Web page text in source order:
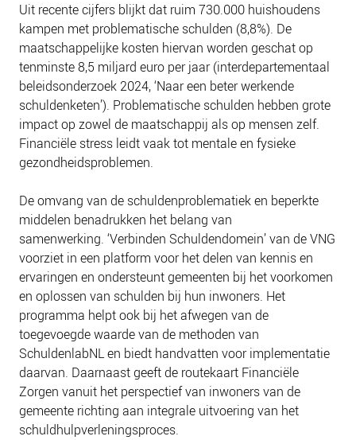
Uit recente cijfers blijkt dat ruim 730.000 huishoudens
kampen met problematische schulden (8,8%). De
maatschappelijke kosten hiervan worden geschat op
tenminste 8,5 miljard euro per jaar (interdepartementaal
beleidsonderzoek 2024, ‘Naar een beter werkende
schuldenketen’). Problematische schulden hebben grote
impact op zowel de maatschappij als op mensen zelf.
Financiële stress leidt vaak tot mentale en fysieke
gezondheidsproblemen.
De omvang van de schuldenproblematiek en beperkte
middelen benadrukken het belang van
samenwerking. ‘Verbinden Schuldendomein’ van de VNG
voorziet in een platform voor het delen van kennis en
ervaringen en ondersteunt gemeenten bij het voorkomen
en oplossen van schulden bij hun inwoners. Het
programma helpt ook bij het afwegen van de
toegevoegde waarde van de methoden van
SchuldenlabNL en biedt handvatten voor implementatie
daarvan. Daarnaast geeft de routekaart Financiële
Zorgen vanuit het perspectief van inwoners van de
gemeente richting aan integrale uitvoering van het
schuldhulpverleningsproces.